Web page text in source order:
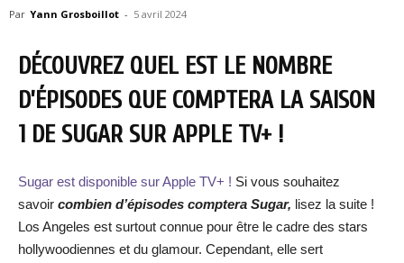
Par Yann Grosboillot - 5 avril 2024
DÉCOUVREZ QUEL EST LE NOMBRE
D’ÉPISODES QUE COMPTERA LA SAISON
1 DE SUGAR SUR APPLE TV+ !
Sugar est disponible sur Apple TV+ ! Si vous souhaitez
savoir combien d’épisodes comptera Sugar, lisez la suite !
Los Angeles est surtout connue pour être le cadre des stars
hollywoodiennes et du glamour. Cependant, elle sert